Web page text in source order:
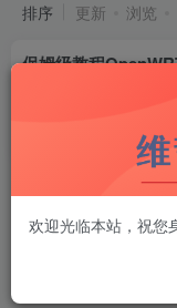
排序 更新 浏览
欢迎光临本站，祝您